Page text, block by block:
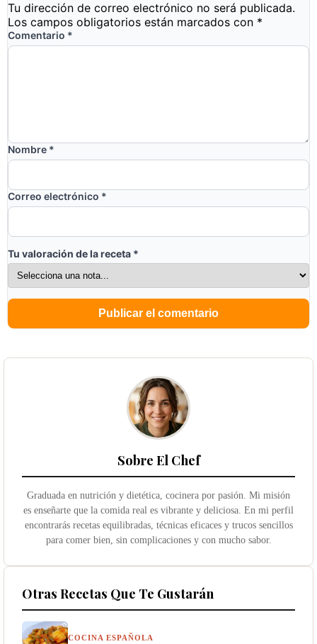
Tu dirección de correo electrónico no será publicada.
Los campos obligatorios están marcados con *
Comentario *
Nombre *
Correo electrónico *
Tu valoración de la receta *
Sobre El Chef
Graduada en nutrición y dietética, cocinera por pasión. Mi misión
es enseñarte que la comida real es vibrante y deliciosa. En mi perfil
encontrarás recetas equilibradas, técnicas eficaces y trucos sencillos
para comer bien, sin complicaciones y con mucho sabor.
Otras Recetas Que Te Gustarán
COCINA ESPAÑOLA